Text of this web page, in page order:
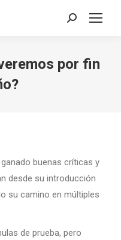
Search:
por fin
buenas críticas y
desde su introducción
su camino en múltiples
de prueba, pero